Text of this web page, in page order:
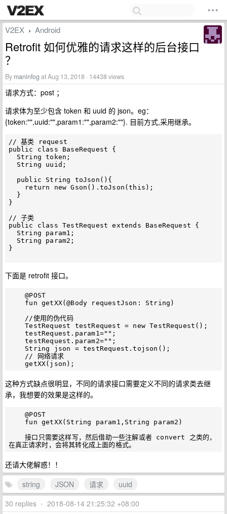
V2EX › Android
Retrofit 如何优雅的请求这样的后台接口
？
By maninfog at Aug 13, 2018 · 14438 views
请求方式：post ；
请求体为至少包含 token 和 uuid 的 json。eg：
{token:"",uuid:"",param1:"",param2:""}. 目前方式,采用继承。
// 基类 request
public class BaseRequest {
}
// 子类
public class TestRequest extends BaseRequest {
}
下面是 retrofit 接口。
    @POST
    TestRequest testRequest = new TestRequest();
    testRequest.param1="";
    testRequest.param2="";
这种方式缺点很明显，不同的请求接口需要定义不同的请求类去继
承，我想要的效果是这样的。
    @POST
    接口只需要这样写，然后借助一些注解或者 convert 之类的，
还请大佬解惑！！
string
JSON 请求
uuid
30 replies • 2018-08-14 21:25:32 +08:00